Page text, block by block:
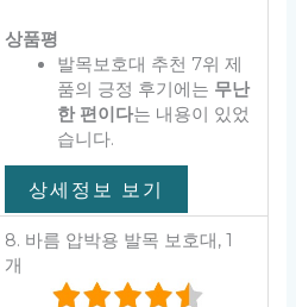
상품평
발목보호대 추천 7위 제
품의 긍정 후기에는 무난
한 편이다는 내용이 있었
습니다.
상세정보 보기
8. 바름 압박용 발목 보호대, 1
개